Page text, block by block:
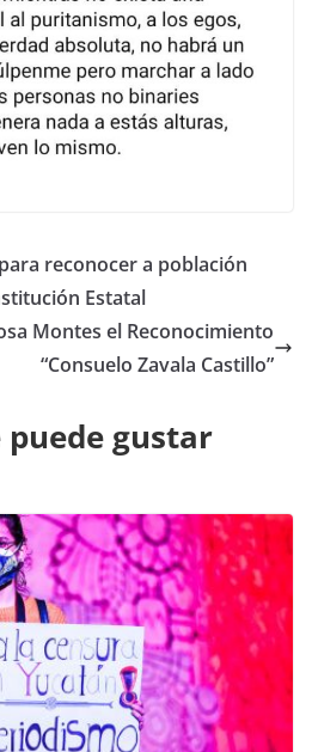
reconocer a población
Estatal
Montes el Reconocimiento
“Consuelo Zavala Castillo”
gustar